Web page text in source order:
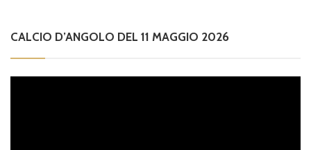
CALCIO D’ANGOLO DEL 11 MAGGIO 2026